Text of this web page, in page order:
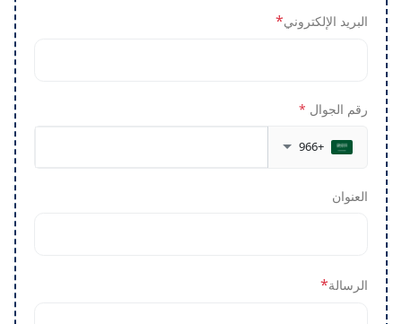
البريد الإلكتروني*
رقم الجوال *
+966
العنوان
الرسالة*